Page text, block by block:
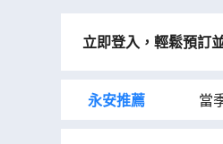
立即登入，輕鬆預訂
永安推薦 當